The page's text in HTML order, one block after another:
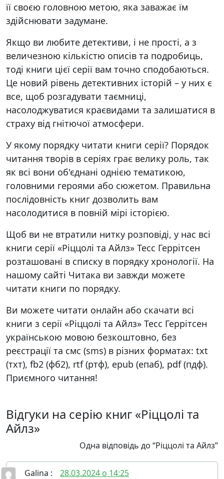
її своєю головною метою, яка заважає їм
здійснювати задумане.
Якщо ви любите детективи, і не прості, а з
величезною кількістю описів та подробиць,
тоді книги цієї серії вам точно сподобаються.
Це новий рівень детективних історій – у них є
все, щоб розгадувати таємниці,
насолоджуватися краєвидами та залишатися в
страху від гнітючої атмосфери.
У якому порядку читати книги серії? Порядок
читання творів в серіях грає велику роль, так
як всі вони об'єднані однією тематикою,
головними героями або сюжетом. Правильна
послідовність книг дозволить вам
насолодитися в повній мірі історією.
Щоб ви не втратили нитку розповіді, у нас всі
книги серії «Ріццолі та Айлз» Тесс Геррітсен
розташовані в списку в порядку хронології. На
нашому сайті Читака ви завжди можете
читати книги по порядку.
Ви можете читати онлайн або скачати всі
книги з серії «Ріццолі та Айлз» Тесс Геррітсен
українською мовою безкоштовно, без
реєстрації та смс (sms) в різних форматах: txt
(тхт), fb2 (фб2), rtf (ртф), epub (епаб), pdf (пдф).
Приємного читання!
Відгуки на серію книг «Ріццолі та
Айлз»
Одна відповідь до “Ріццолі та Айлз”
Galina : 28.03.2024 о 14:25